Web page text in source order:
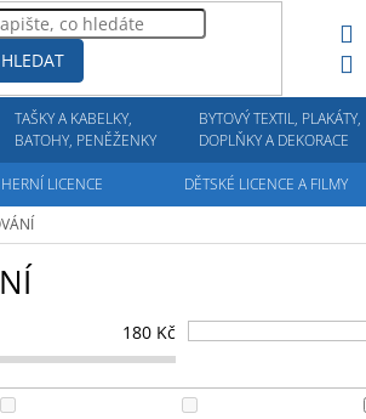
HLEDAT
TAŠKY A KABELKY,
BATOHY, PENĚŽENKY
BYTOVÝ TEXTIL, PLAKÁTY,
DOPLŇKY A DEKORACE
HERNÍ LICENCE DĚTSKÉ LICENCE A FILMY
180 Kč